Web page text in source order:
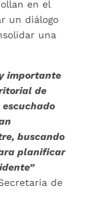
en el
un diálogo
una
importante
de
buscando
planificar
de